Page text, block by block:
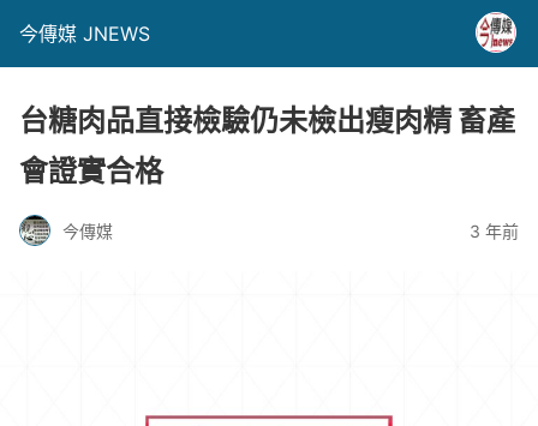
今傳媒 JNEWS
台糖肉品直接檢驗仍未檢出瘦肉精 畜產
會證實合格
今傳媒 3 年前